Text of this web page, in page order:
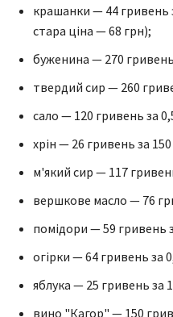
крашанки — 44 гривень
стара ціна — 68 грн);
буженина — 270
твердий сир — 260
сало — 120 гривень за
хрін — 26 гривень за
м'який сир — 117
вершкове масло — 76
помідори — 59 гривень
огірки — 64 гривень за
яблука — 25 гривень за
вино "Кагор" — 150